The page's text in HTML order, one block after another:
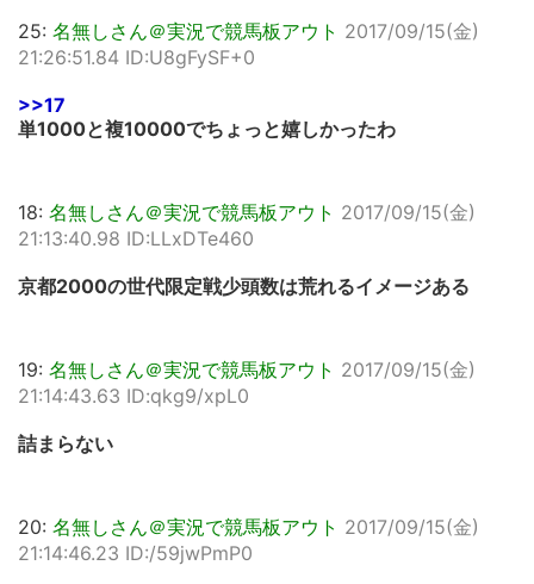
25: 名無しさん＠実況で競馬板アウト 2017/09/15(金)
21:26:51.84 ID:U8gFySF+0
>>17
単1000と複10000でちょっと嬉しかったわ
18: 名無しさん＠実況で競馬板アウト 2017/09/15(金)
21:13:40.98 ID:LLxDTe460
京都2000の世代限定戦少頭数は荒れるイメージある
19: 名無しさん＠実況で競馬板アウト 2017/09/15(金)
21:14:43.63 ID:qkg9/xpL0
詰まらない
20: 名無しさん＠実況で競馬板アウト 2017/09/15(金)
21:14:46.23 ID:/59jwPmP0